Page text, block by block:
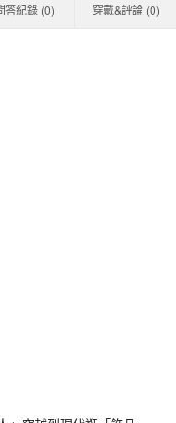
答紀錄 (0) 穿戴&評論 (0)